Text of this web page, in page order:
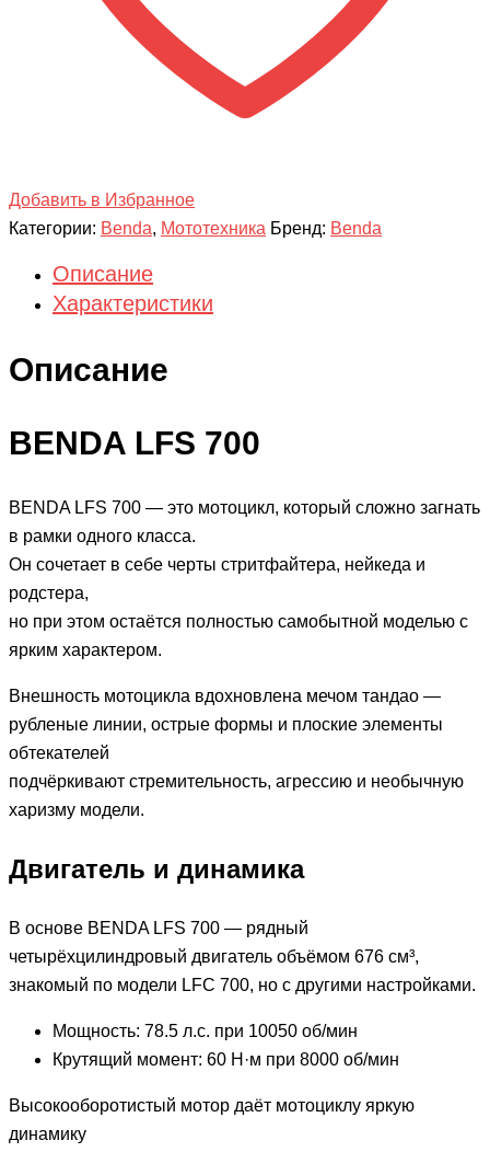
Добавить в Избранное
Категории: Benda, Мототехника Бренд: Benda
Описание
Характеристики
Описание
BENDA LFS 700
BENDA LFS 700 — это мотоцикл, который сложно загнать
в рамки одного класса.
Он сочетает в себе черты стритфайтера, нейкеда и
родстера,
но при этом остаётся полностью самобытной моделью с
ярким характером.
Внешность мотоцикла вдохновлена мечом тандао —
рубленые линии, острые формы и плоские элементы
обтекателей
подчёркивают стремительность, агрессию и необычную
харизму модели.
Двигатель и динамика
В основе BENDA LFS 700 — рядный
четырёхцилиндровый двигатель объёмом 676 см³,
знакомый по модели LFC 700, но с другими настройками.
Мощность: 78.5 л.с. при 10050 об/мин
Крутящий момент: 60 Н·м при 8000 об/мин
Высокооборотистый мотор даёт мотоциклу яркую
динамику